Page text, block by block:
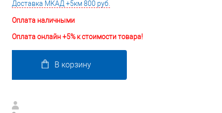
Доставка МКАД +5км 800 руб.
Оплата наличными
Оплата онлайн +5% к стоимости товара!
В корзину